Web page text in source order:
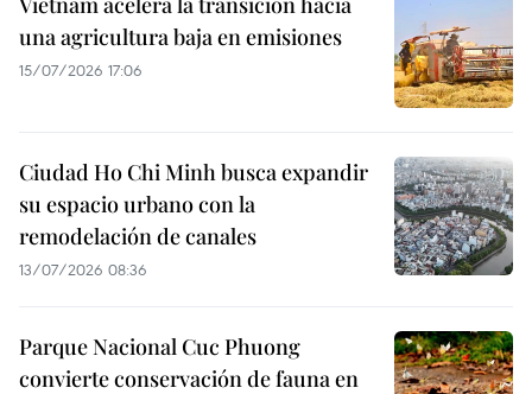
una agricultura baja en emisiones
15/07/2026 17:06
Ciudad Ho Chi Minh busca expandir
su espacio urbano con la
remodelación de canales
13/07/2026 08:36
Parque Nacional Cuc Phuong
convierte conservación de fauna en